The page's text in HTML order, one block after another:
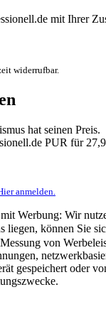
mit Ihrer
widerrufbar.
hat seinen Preis.
PUR für
anmelden.
Werbung: Wir
liegen, können Sie
von
gespeichert oder